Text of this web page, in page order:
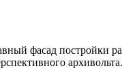
фасад постройки
архивольта.